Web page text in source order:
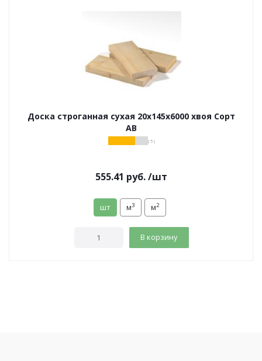
Доска строганная сухая 20х145х6000 хвоя Сорт
АВ
( 5 )
555.41 руб./шт
шт м3 м2
В корзину